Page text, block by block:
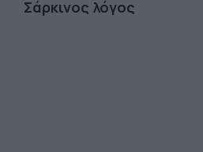
Σάρκινος λόγος